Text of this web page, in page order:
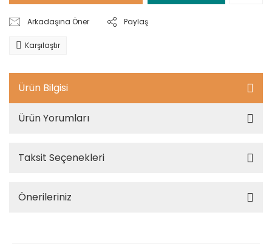
Arkadaşına Öner Paylaş
Karşılaştır
Ürün Bilgisi
Ürün Yorumları
Taksit Seçenekleri
Önerileriniz